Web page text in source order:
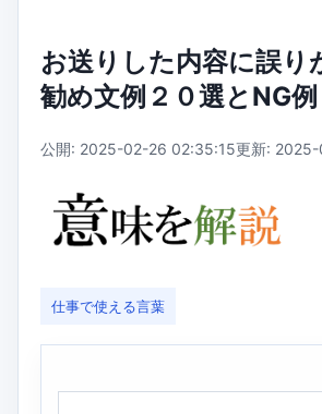
お送りした内容に誤り
勧め文例２０選とNG例
公開: 2025-02-26 02:35:15更新:
仕事で使える言葉